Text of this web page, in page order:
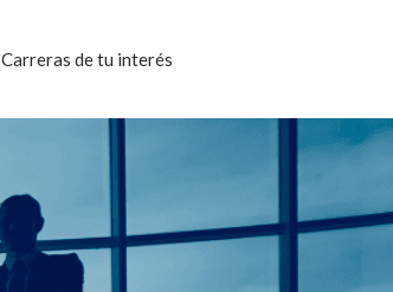
Carreras de tu interés